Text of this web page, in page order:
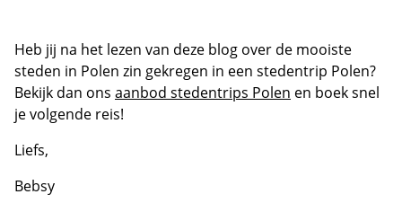
Heb jij na het lezen van deze blog over de mooiste
steden in Polen zin gekregen in een stedentrip Polen?
Bekijk dan ons aanbod stedentrips Polen en boek snel
je volgende reis!
Liefs,
Bebsy